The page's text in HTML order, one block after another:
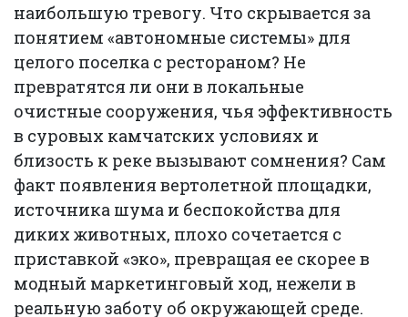
наибольшую тревогу. Что скрывается за
понятием «автономные системы» для
целого поселка с рестораном? Не
превратятся ли они в локальные
очистные сооружения, чья эффективность
в суровых камчатских условиях и
близость к реке вызывают сомнения? Сам
факт появления вертолетной площадки,
источника шума и беспокойства для
диких животных, плохо сочетается с
приставкой «эко», превращая ее скорее в
модный маркетинговый ход, нежели в
реальную заботу об окружающей среде.